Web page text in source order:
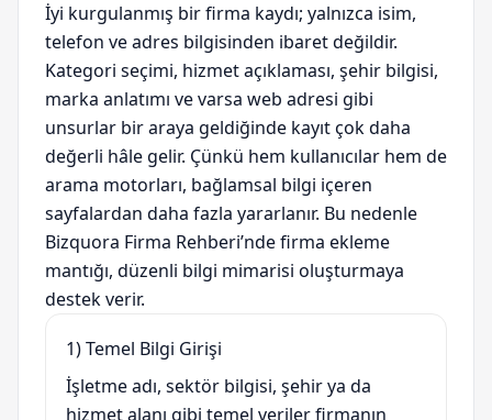
İyi kurgulanmış bir firma kaydı; yalnızca isim,
telefon ve adres bilgisinden ibaret değildir.
Kategori seçimi, hizmet açıklaması, şehir bilgisi,
marka anlatımı ve varsa web adresi gibi
unsurlar bir araya geldiğinde kayıt çok daha
değerli hâle gelir. Çünkü hem kullanıcılar hem de
arama motorları, bağlamsal bilgi içeren
sayfalardan daha fazla yararlanır. Bu nedenle
Bizquora Firma Rehberi’nde firma ekleme
mantığı, düzenli bilgi mimarisi oluşturmaya
destek verir.
1) Temel Bilgi Girişi
İşletme adı, sektör bilgisi, şehir ya da
hizmet alanı gibi temel veriler firmanın